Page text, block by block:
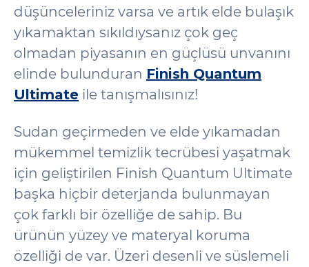
düşünceleriniz varsa ve artık elde bulaşık
yıkamaktan sıkıldıysanız çok geç
olmadan piyasanın en güçlüsü unvanını
elinde bulunduran Finish Quantum
Ultimate ile tanışmalısınız!
Sudan geçirmeden ve elde yıkamadan
mükemmel temizlik tecrübesi yaşatmak
için geliştirilen Finish Quantum Ultimate
başka hiçbir deterjanda bulunmayan
çok farklı bir özelliğe de sahip. Bu
ürünün yüzey ve materyal koruma
özelliği de var. Üzeri desenli ve süslemeli